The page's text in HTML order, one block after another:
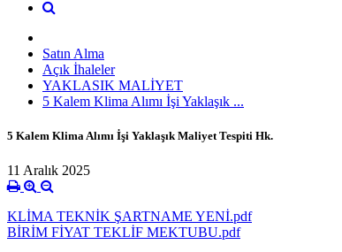
Satın Alma
Açık İhaleler
YAKLASIK MALİYET
5 Kalem Klima Alımı İşi Yaklaşık ...
5 Kalem Klima Alımı İşi Yaklaşık Maliyet Tespiti Hk.
11 Aralık 2025
KLİMA TEKNİK ŞARTNAME YENİ.pdf
BİRİM FİYAT TEKLİF MEKTUBU.pdf